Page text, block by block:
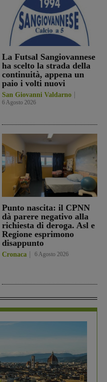
La Futsal Sangiovannese
ha scelto la strada della
continuità, appena un
paio i volti nuovi
San Giovanni Valdarno
6 Agosto 2026
Punto nascita: il CPNN
dà parere negativo alla
richiesta di deroga. Asl e
Regione esprimono
disappunto
Cronaca 6 Agosto 2026